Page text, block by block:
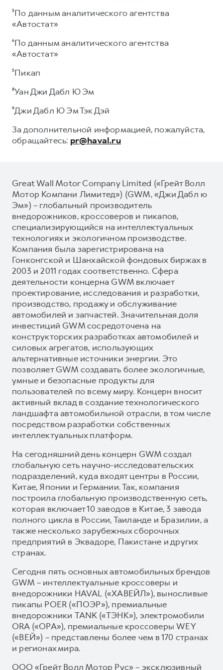
³По данным аналитического агентства
«Автостат»
⁴По данным аналитического агентства
«Автостат»
⁵Пикап
⁸Уан Джи Дабл Ю Эм
⁹Джи Дабл Ю Эм Тэк Дэй
За дополнительной информацией, пожалуйста,
обращайтесь: pr@haval.ru
Great Wall Motor Company Limited («Грейт Волл
Мотор Компани Лимитед») (GWM, «Джи Дабл ю
Эм») – глобальный производитель
внедорожников, кроссоверов и пикапов,
специализирующийся на интеллектуальных
технологиях и экологичном производстве.
Компания была зарегистрирована на
Гонконгской и Шанхайской фондовых биржах в
2003 и 2011 годах соответственно. Сфера
деятельности концерна GWM включает
проектирование, исследования и разработки,
производство, продажу и обслуживание
автомобилей и запчастей. Значительная доля
инвестиций GWM сосредоточена на
конструкторских разработках автомобилей и
силовых агрегатов, использующих
альтернативные источники энергии. Это
позволяет GWM создавать более экологичные,
умные и безопасные продукты для
пользователей по всему миру. Концерн вносит
активный вклад в создание технологического
ландшафта автомобильной отрасли, в том числе
посредством разработки собственных
интеллектуальных платформ.
На сегодняшний день концерн GWM создал
глобальную сеть научно-исследовательских
подразделений, куда входят центры в России,
Китае, Японии и Германии. Так, компания
построила глобальную производственную сеть,
которая включает 10 заводов в Китае, 3 завода
полного цикла в России, Таиланде и Бразилии, а
также несколько зарубежных сборочных
предприятий в Эквадоре, Пакистане и других
странах.
Сегодня пять основных автомобильных брендов
GWM – интеллектуальные кроссоверы и
внедорожники HAVAL («ХАВЕЙЛ»), выносливые
пикапы POER («ПОЭР»), премиальные
внедорожники TANK («ТЭНК»), электромобили
ORA («ОРА»), премиальные кроссоверы WEY
(«ВЕЙ») – представлены более чем в 170 странах
и регионах мира.
ООО «Грейт Волл Мотор Рус» – эксклюзивный